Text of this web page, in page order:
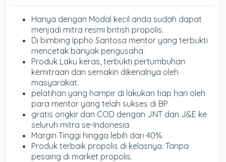
Hanya dengan Modal kecil anda sudah dapat
menjadi mitra resmi british propolis.
Di bimbing Ippho Santosa mentor yang terbukti
mencetak banyak pengusaha.
Produk Laku keras, terbukti pertumbuhan
kemitraan dan semakin dikenalnya oleh
masyarakat.
pelatihan yang hampir di lakukan tiap hari oleh
para mentor yang telah sukses di BP
gratis ongkir dan COD dengan JNT dan J&E ke
seluruh mitra se-Indonesia
Margin Tinggi hingga lebih dari 40%.
Produk terbaik propolis di kelasnya. Tanpa
pesaing di market propolis.